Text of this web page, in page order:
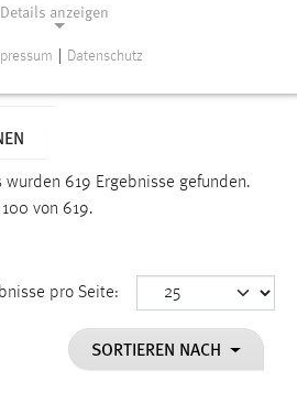
wurden 619 Ergebnisse gefunden.
von 619.
pro Seite:
SORTIEREN NACH
Details anzeigen
für die einwandfreie Funktion der
die ausgewählten Einverständnis-
Datenschutz